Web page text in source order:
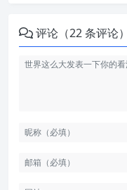
评论（22 条评论）